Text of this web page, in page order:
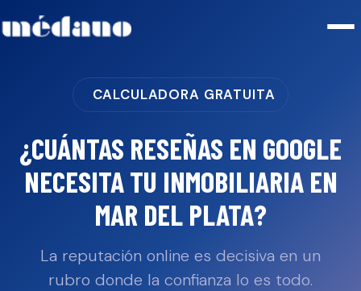
CALCULADORA GRATUITA
¿CUÁNTAS RESEÑAS EN GOOGLE
NECESITA TU INMOBILIARIAEN
MAR DEL PLATA?
La reputación online es decisiva en un
rubro donde la confianza lo es todo.